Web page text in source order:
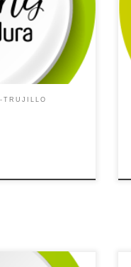
web: Web ✉
correo
927374590
TRUJILLO